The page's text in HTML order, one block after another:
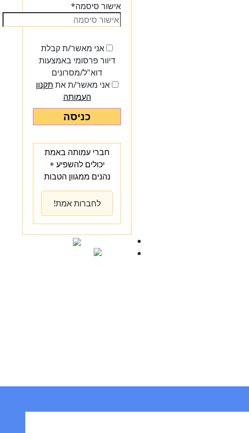
אישור סיסמה*
אני מאשר/ת קבלת
דיוור פרסומי באמצעות
דוא"ל/מסרונים
אני מאשר/ת את תקנון
העמותה
כניסה
חברי עמותה באמת
יכולים להשפיע +
נהנים ממגוון הטבות
לחברות אמת!